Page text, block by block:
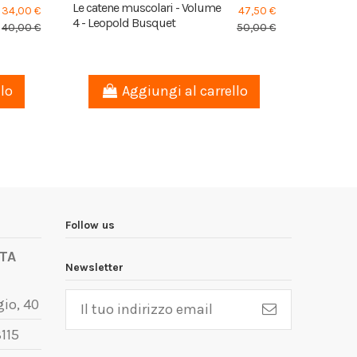
34,00 €
40,00 €
Le catene muscolari - Volume
4 - Leopold Busquet
47,50 €
50,00 €
Aggiungi al carrello
40
Follow us
Newsletter